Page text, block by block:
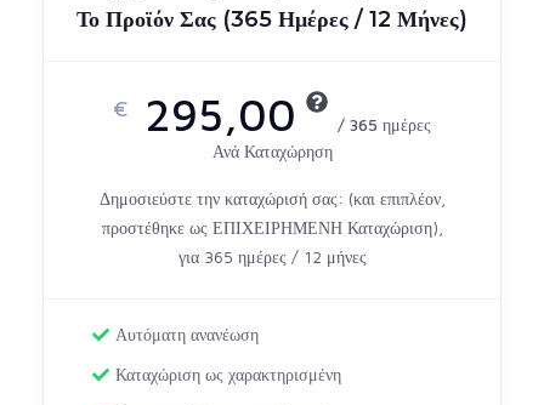
Το Προϊόν Σας (365 Ημέρες / 12 Μήνες)
€ 295,00
/ 365 ημέρες
Ανά Καταχώρηση
Δημοσιεύστε την καταχώρισή σας: (και επιπλέον,
προστέθηκε ως ΕΠΙΧΕΙΡΗΜΕΝΗ Καταχώριση),
για 365 ημέρες / 12 μήνες
Αυτόματη ανανέωση
Καταχώριση ως χαρακτηρισμένη